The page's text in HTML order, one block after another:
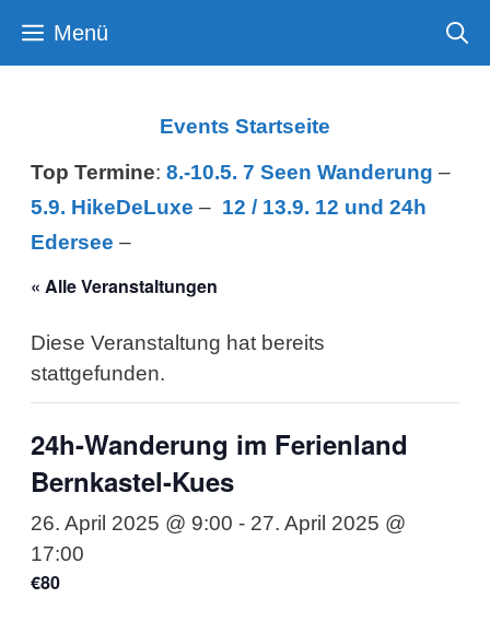
Inhalt Menü
Events Startseite
Top Termine: 8.-10.5. 7 Seen Wanderung –
5.9. HikeDeLuxe – 12 / 13.9. 12 und 24h
Edersee –
« Alle Veranstaltungen
Diese Veranstaltung hat bereits
stattgefunden.
24h-Wanderung im Ferienland
Bernkastel-Kues
26. April 2025 @ 9:00 - 27. April 2025 @
17:00
€80